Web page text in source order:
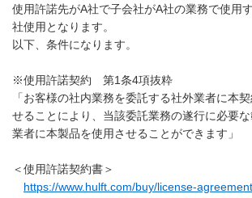
使用許諾先がA社で子会社がA社の業務で使用
社使用となります。
以下、条件になります。
※使用許諾契約 第1条4項抜粋
「お客様の社内業務を委託する社外業者に本
せることにより、当該委託業務の遂行に必要
業者に本製品を使用させることができます」
＜使用許諾契約書＞
https://www.hulft.com/buy/license-agreement